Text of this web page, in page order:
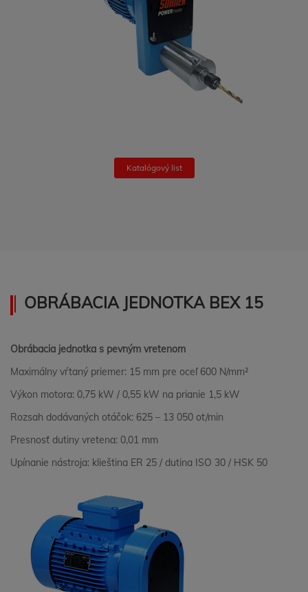
Katalógový list
OBRÁBACIA JEDNOTKA BEX 15
Obrábacia jednotka s pevným vretenom
Maximálny vŕtaný priemer: 15 mm pre oceľ 600 N/mm²
Výkon motora: 0,75 kW / 0,55 kW na prianie 1,5 kW
Rozsah dodávaných otáčok: 625 – 13 050 ot/min
Presnosť dutiny vretena: 0,01 mm
Upínanie nástroja: klieština ER 25 / dutina ISO 30 / HSK 50